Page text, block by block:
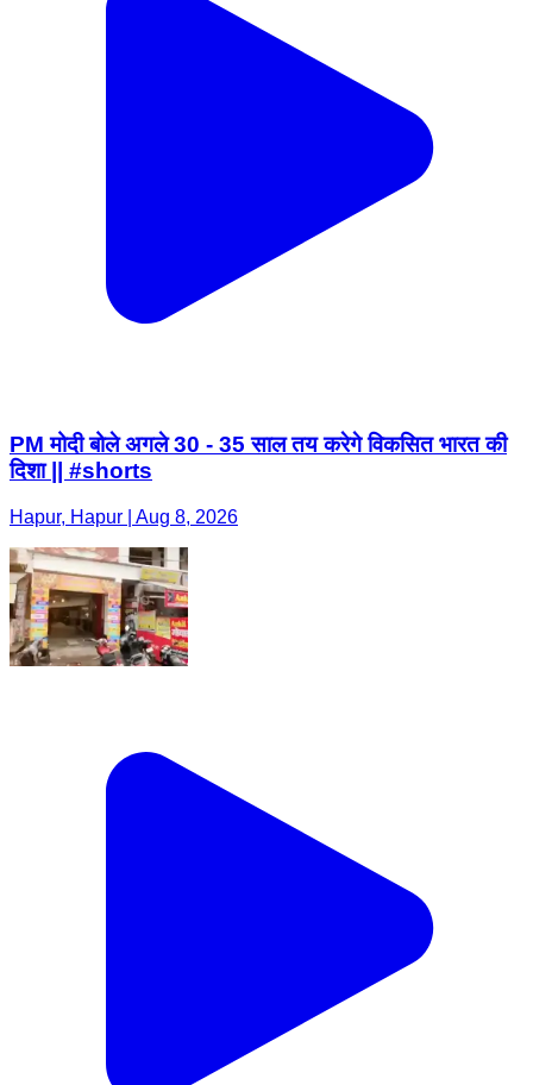
PM मोदी बोले अगले 30 - 35 साल तय करेगे विकसित भारत की
दिशा || #shorts
Hapur, Hapur | Aug 8, 2026